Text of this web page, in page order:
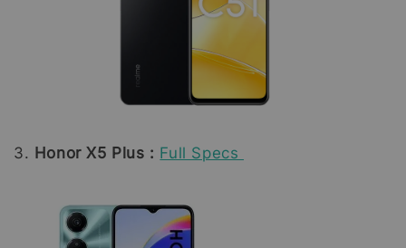
3. Honor X5 Plus : Full Specs